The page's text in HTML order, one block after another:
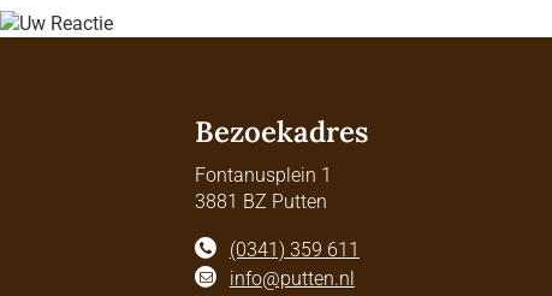
Bezoekadres
Fontanusplein 1
3881 BZ Putten
(0341) 359 611
info@putten.nl